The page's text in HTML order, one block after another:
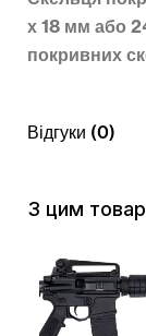
х 18 мм або
покривних
Відгуки (0)
З цим